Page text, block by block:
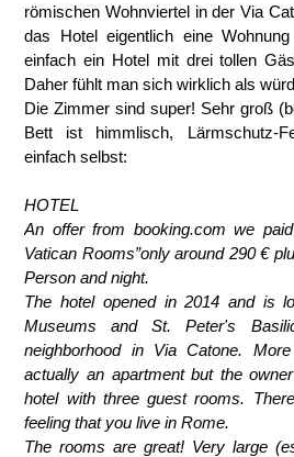
römischen Wohnviertel in der Via
das Hotel eigentlich eine
einfach ein Hotel mit drei tollen
Daher fühlt man sich wirklich als
Die Zimmer sind super! Sehr groß
Bett ist himmlisch, Lärmschutz-
einfach selbst:
HOTEL
An offer from booking.com we
Vatican Rooms”only around 290 €
Person and night.
The hotel opened in 2014 and is
Museums and St. Peter's
neighborhood in Via Catone.
actually an apartment but the
hotel with three guest rooms.
feeling that you live in Rome.
The rooms are great! Very large